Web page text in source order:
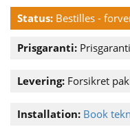
Status: Bestilles -
Prisgaranti: Prisgaranti
Levering: Forsikret
Installation: Book